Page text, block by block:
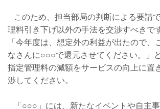
このため、担当部局の判断による要請
理料引き下げ以外の手法を交渉すべきで
「今年度は、想定外の利益が出たので、
なさんに○○○で還元させてください。」
指定管理料の減額をサービスの向上に置
渉してください。
「○○○」には、新たなイベントや自主